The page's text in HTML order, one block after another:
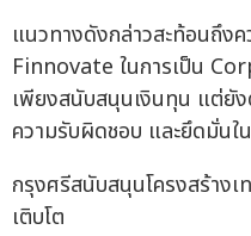
แนวทางดังกล่าวสะท้อนถึ
Finnovate ในการเป็น
เพียงสนับสนุนเงินทุน แต่ยัง
ความรับผิดชอบ และยึดมั่นใ
กรุงศรีสนับสนุนโครงสร้างเ
เติบโต